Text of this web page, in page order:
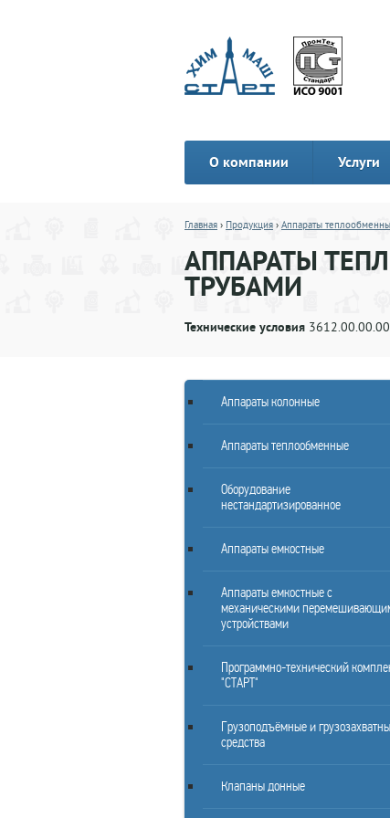
О компании Услуги
Главная › Продукция › Аппараты
АППАРАТЫ
ТРУБАМИ
Технические условия
Аппараты колонные
Аппараты теплообменные
Оборудование
нестандартизированное
Аппараты емкостные
Аппараты емкостные с
механическими
устройствами
Программно-технический
"СТАРТ"
Грузоподъёмные и
средства
Клапаны донные